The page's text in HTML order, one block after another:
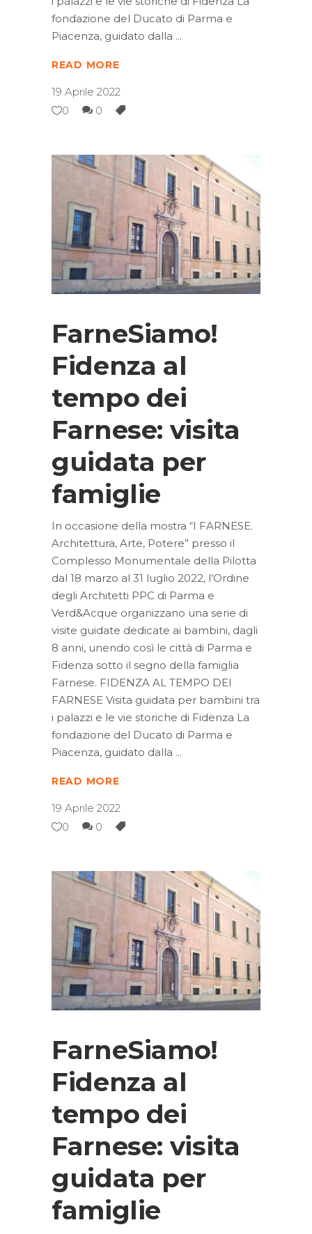
fondazione del Ducato di Parma e
Piacenza, guidato dalla
READ MORE
19 Aprile 2022
0
0
FarneSiamo!
Fidenza al
tempo dei
Farnese: visita
guidata per
famiglie
In occasione della mostra “I FARNESE.
Architettura, Arte, Potere” presso il
Complesso Monumentale della Pilotta
dal 18 marzo al 31 luglio 2022, l’Ordine
degli Architetti PPC di Parma e
Verd&Acque organizzano una serie di
visite guidate dedicate ai bambini, dagli
8 anni, unendo così le città di Parma e
Fidenza sotto il segno della famiglia
Farnese. FIDENZA AL TEMPO DEI
FARNESE Visita guidata per bambini tra
i palazzi e le vie storiche di Fidenza La
fondazione del Ducato di Parma e
Piacenza, guidato dalla
READ MORE
19 Aprile 2022
0
0
FarneSiamo!
Fidenza al
tempo dei
Farnese: visita
guidata per
famiglie